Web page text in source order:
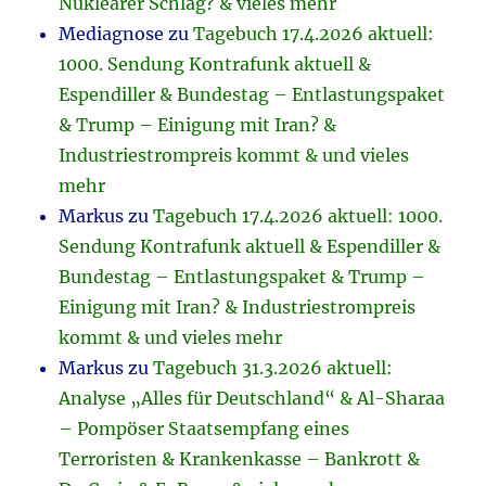
Mediagnose zuTagebuch 17.4.2026 aktuell:
1000. Sendung Kontrafunk aktuell &
Espendiller & Bundestag – Entlastungspaket
& Trump – Einigung mit Iran? &
Industriestrompreis kommt & und vieles
mehr
Markus zuTagebuch 17.4.2026 aktuell: 1000.
Sendung Kontrafunk aktuell & Espendiller &
Bundestag – Entlastungspaket & Trump –
Einigung mit Iran? & Industriestrompreis
kommt & und vieles mehr
Markus zuTagebuch 31.3.2026 aktuell:
Analyse „Alles für Deutschland“ & Al-Sharaa
– Pompöser Staatsempfang eines
Terroristen & Krankenkasse – Bankrott &